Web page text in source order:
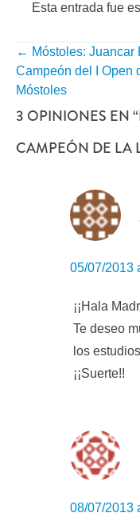
Esta entrada fue
NAVEGACIÓN
POR
ENTRADA
← Móstoles: Juancar
Campeón del I Open
Móstoles
3 OPINIONES EN “
CAMPEÓN DE LA
05/07/2013
¡¡Hala
Te deseo
los
¡¡Suerte!!
08/07/2013